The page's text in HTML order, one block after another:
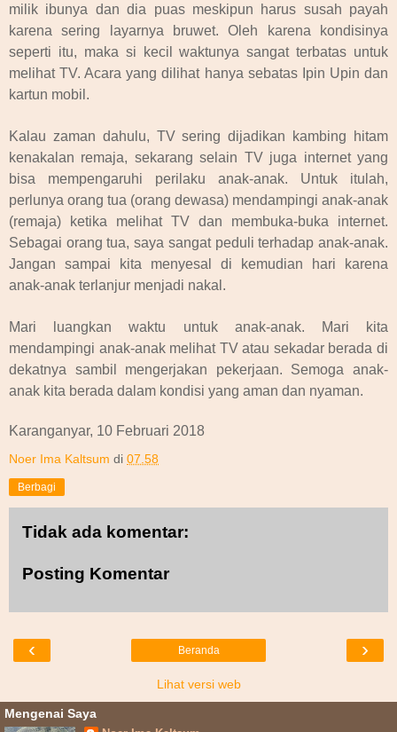
milik ibunya dan dia puas meskipun harus susah payah
karena sering layarnya bruwet. Oleh karena kondisinya
seperti itu, maka si kecil waktunya sangat terbatas untuk
melihat TV. Acara yang dilihat hanya sebatas Ipin Upin dan
kartun mobil.
Kalau zaman dahulu, TV sering dijadikan kambing hitam
kenakalan remaja, sekarang selain TV juga internet yang
bisa mempengaruhi perilaku anak-anak. Untuk itulah,
perlunya orang tua (orang dewasa) mendampingi anak-anak
(remaja) ketika melihat TV dan membuka-buka internet.
Sebagai orang tua, saya sangat peduli terhadap anak-anak.
Jangan sampai kita menyesal di kemudian hari karena
anak-anak terlanjur menjadi nakal.
Mari luangkan waktu untuk anak-anak. Mari kita
mendampingi anak-anak melihat TV atau sekadar berada di
dekatnya sambil mengerjakan pekerjaan. Semoga anak-
anak kita berada dalam kondisi yang aman dan nyaman.
Karanganyar, 10 Februari 2018
Noer Ima Kaltsum di 07.58
Berbagi
Tidak ada komentar:
Posting Komentar
‹ ›
Beranda
Lihat versi web
Mengenai Saya